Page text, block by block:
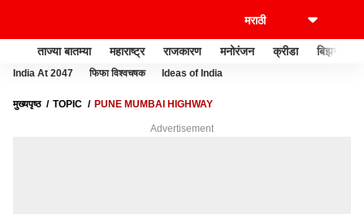
ताज्या बातम्या महाराष्ट्र राजकारण मनोरंजन क्रीडा बिझनेस
India At 2047 फिफा विश्वचषक Ideas of India
मुख्यपृष्ठ TOPIC PUNE MUMBAI HIGHWAY
Advertisement